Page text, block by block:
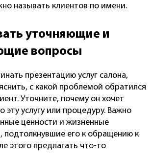
называть клиентов по имени.
уточняющие и
вопросы
презентацию услуг салона,
с какой проблемой обратился
Уточните, почему он хочет
эту услугу или процедуру. Важно
ценности и жизненные
подтолкнувшие его к обращению к
этого предлагать что-то